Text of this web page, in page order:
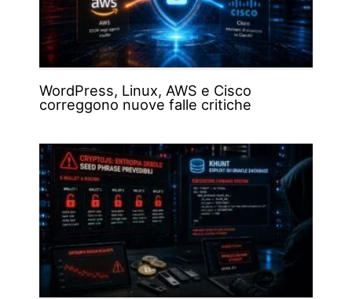
WordPress, Linux, AWS e Cisco
correggono nuove falle critiche